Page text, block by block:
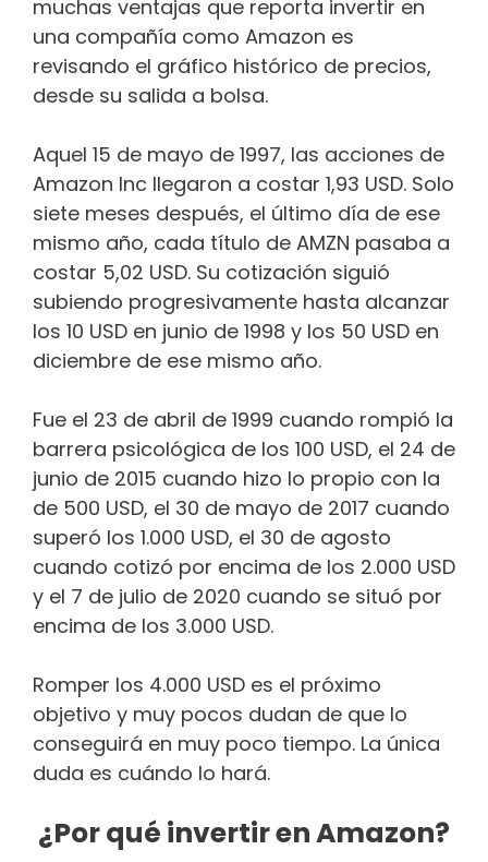
muchas ventajas que reporta invertir en
una compañía como Amazon es
revisando el gráfico histórico de precios,
desde su salida a bolsa.
Aquel 15 de mayo de 1997, las acciones de
Amazon Inc llegaron a costar 1,93 USD. Solo
siete meses después, el último día de ese
mismo año, cada título de AMZN pasaba a
costar 5,02 USD. Su cotización siguió
subiendo progresivamente hasta alcanzar
los 10 USD en junio de 1998 y los 50 USD en
diciembre de ese mismo año.
Fue el 23 de abril de 1999 cuando rompió la
barrera psicológica de los 100 USD, el 24 de
junio de 2015 cuando hizo lo propio con la
de 500 USD, el 30 de mayo de 2017 cuando
superó los 1.000 USD, el 30 de agosto
cuando cotizó por encima de los 2.000 USD
y el 7 de julio de 2020 cuando se situó por
encima de los 3.000 USD.
Romper los 4.000 USD es el próximo
objetivo y muy pocos dudan de que lo
conseguirá en muy poco tiempo. La única
duda es cuándo lo hará.
¿Por qué invertir en Amazon?